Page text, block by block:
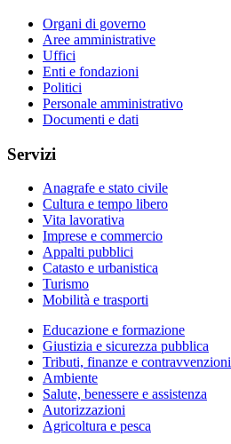
Organi di governo
Aree amministrative
Uffici
Enti e fondazioni
Politici
Personale amministrativo
Documenti e dati
Servizi
Anagrafe e stato civile
Cultura e tempo libero
Vita lavorativa
Imprese e commercio
Appalti pubblici
Catasto e urbanistica
Turismo
Mobilità e trasporti
Educazione e formazione
Giustizia e sicurezza pubblica
Tributi, finanze e contravvenzioni
Ambiente
Salute, benessere e assistenza
Autorizzazioni
Agricoltura e pesca